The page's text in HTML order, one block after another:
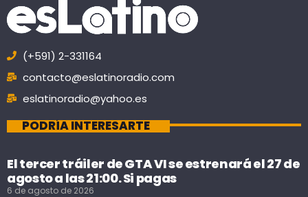
(+591) 2-331164
contacto@eslatinoradio.com
eslatinoradio@yahoo.es
PODRÍA INTERESARTE
El tercer tráiler de GTA VI se estrenará el 27 de
agosto a las 21:00. Si pagas
6 de agosto de 2026